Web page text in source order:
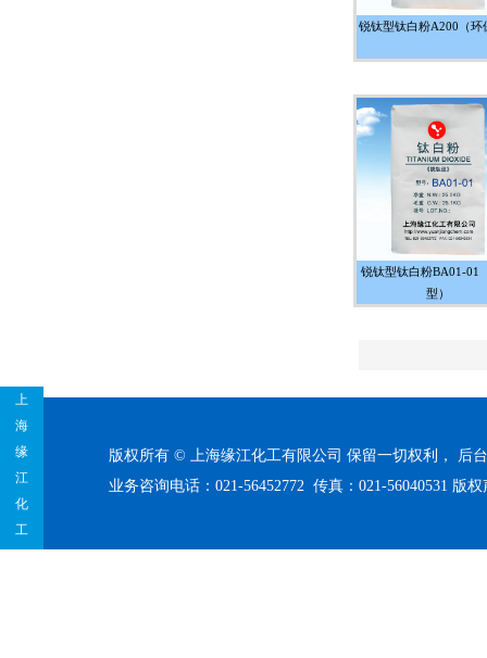
锐钛型钛白粉A200（环
锐钛型钛白粉BA01-01
型）
上
海
缘
江
化
工
版权所有 © 上海缘江化工有限公司 保留一切权利， 后
业务咨询电话：021-56452772 传真：021-56040531 版权